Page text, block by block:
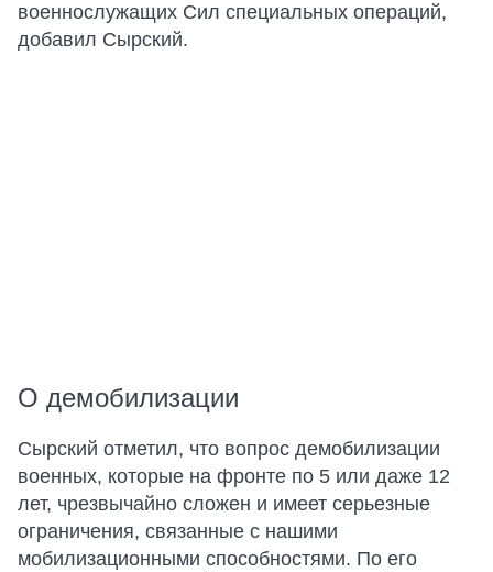
военнослужащих Сил специальных операций,
добавил Сырский.
О демобилизации
Сырский отметил, что вопрос демобилизации
военных, которые на фронте по 5 или даже 12
лет, чрезвычайно сложен и имеет серьезные
ограничения, связанные с нашими
мобилизационными способностями. По его